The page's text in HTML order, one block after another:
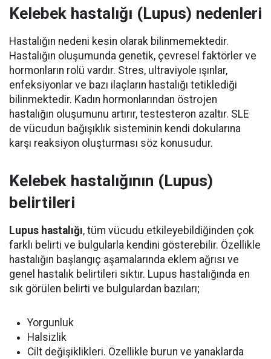
Kelebek hastalığı (Lupus) nedenleri
Hastalığın nedeni kesin olarak bilinmemektedir.
Hastalığın oluşumunda genetik, çevresel faktörler ve
hormonların rolü vardır. Stres, ultraviyole ışınlar,
enfeksiyonlar ve bazı ilaçların hastalığı tetiklediği
bilinmektedir. Kadın hormonlarından östrojen
hastalığın oluşumunu artırır, testesteron azaltır. SLE
de vücudun bağışıklık sisteminin kendi dokularına
karşı reaksiyon oluşturması söz konusudur.
Kelebek hastalığının (Lupus)
belirtileri
Lupus hastalığı, tüm vücudu etkileyebildiğinden çok
farklı belirti ve bulgularla kendini gösterebilir. Özellikle
hastalığın başlangıç aşamalarında eklem ağrısı ve
genel hastalık belirtileri sıktır. Lupus hastalığında en
sık görülen belirti ve bulgulardan bazıları;
Yorgunluk
Halsizlik
Cilt değişiklikleri. Özellikle burun ve yanaklarda